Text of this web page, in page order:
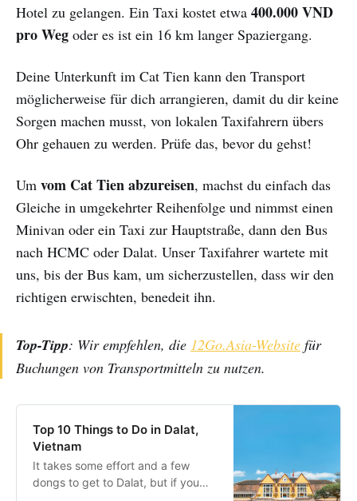
Hotel zu gelangen. Ein Taxi kostet etwa 400.000 VND
pro Weg oder es ist ein 16 km langer Spaziergang.
Deine Unterkunft im Cat Tien kann den Transport
möglicherweise für dich arrangieren, damit du dir keine
Sorgen machen musst, von lokalen Taxifahrern übers
Ohr gehauen zu werden. Prüfe das, bevor du gehst!
Um vom Cat Tien abzureisen, machst du einfach das
Gleiche in umgekehrter Reihenfolge und nimmst einen
Minivan oder ein Taxi zur Hauptstraße, dann den Bus
nach HCMC oder Dalat. Unser Taxifahrer wartete mit
uns, bis der Bus kam, um sicherzustellen, dass wir den
richtigen erwischten, benedeit ihn.
Top-Tipp: Wir empfehlen, die 12Go.Asia-Website für
Buchungen von Transportmitteln zu nutzen.
Top 10 Things to Do in Dalat,
Vietnam
It takes some effort and a few
dongs to get to Dalat, but if you